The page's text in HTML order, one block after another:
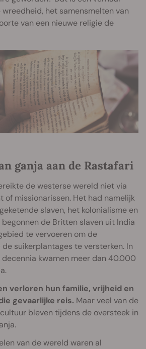
het samensmelten van
van een nieuwe religie de
ganja aan de Rastafari
de westerse wereld niet via
of missionarissen. Het had namelijk
slaven, het kolonialisme en
begonnen de Britten slaven uit India
te vervoeren om de
suikerplantages te versterken. In
kwamen meer dan 40.000
verloren hun familie, vrijheid en
gevaarlijke reis. Maar veel van de
bleven tijdens de oversteek in
van de wereld waren al